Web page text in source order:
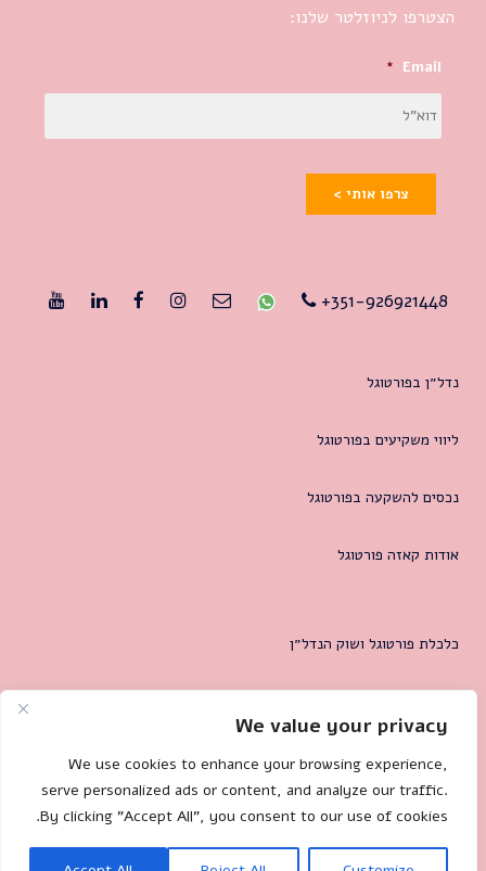
We value your privacy
We use cookies to enhance your browsing experience,
serve personalized ads or content, and analyze our traffic.
By clicking "Accept All", you consent to our use of cookies.
הצטרפו לניוזלטר שלנו:
Email
*
צרפו אותי >
351-926921448+
נדל״ן בפורטוגל
ליווי משקיעים בפורטוגל
נכסים להשקעה בפורטוגל
אודות קאזה פורטוגל
כלכלת פורטוגל ושוק הנדל״ן
צרו קשר
🐌 Site by:
Mililand.com